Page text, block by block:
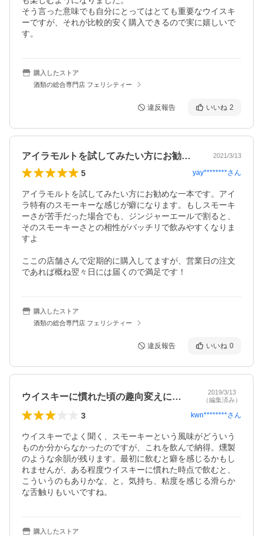
そう言った意味でも自分にとってはとても重要なウイスキ
ーですが、それが比較的安く購入できるので実に嬉しいで
す。
購入したストア
酒類の総合専門店 フェリシティー
違反報告 いいね 2
アイラモルトを試してみたい方にお勧めな… 2021/3/13
5 yay********さん
アイラモルトを試してみたい方にお勧めな一本です。アイ
ラ特有のスモーキーな感じが癖になります。もしスモーキ
ーさが苦手だった場合でも、ジンジャーエールで割ると、
そのスモーキーさとの相性がバッチリで飲みやすくなりま
すよ
ここの店舗さんで定期的に購入してますが、営業日の注文
であれば概ね翌々日には届くので満足です！
購入したストア
酒類の総合専門店 フェリシティー
違反報告 いいね 0
ウイスキーに慣れた頃の趣向変えにおすすめ
2019/3/13
（編集済み）
3 kwn********さん
ウイスキーでよく聞く、スモーキーという風味がどういう
ものか分からなかったのですが、これを飲んで納得。燻製
のような余韻が残ります。最初に飲むと癖を感じるかもし
れませんが、ある程度ウイスキーに慣れた時点で飲むと、
こういうのもありかな、と。気持ち、粘度を感じる滑らか
な舌触りもいいですね。
購入したストア